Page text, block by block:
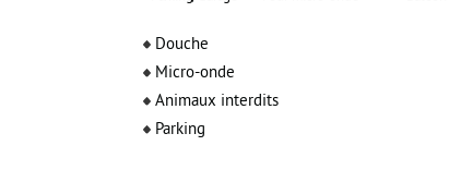
Douche
Micro-onde
Animaux interdits
Parking